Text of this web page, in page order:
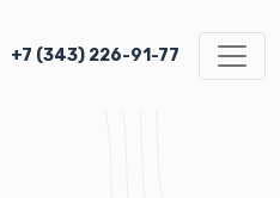
+7 (343) 226-91-77